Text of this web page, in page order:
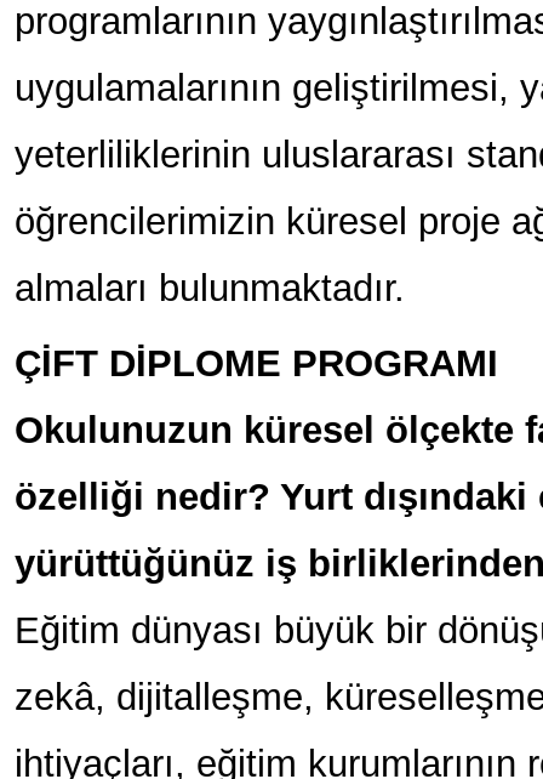
programlarının
uygulamalarının geliştirilmesi,
yeterliliklerinin uluslararası
öğrencilerimizin küresel proje
almaları bulunmaktadır.
ÇİFT DİPLOME PROGRAMI
Okulunuzun küresel ölçekte
özelliği nedir? Yurt
yürüttüğünüz iş
Eğitim dünyası büyük bir
zekâ, dijitalleşme,
ihtiyaçları, eğitim kurumlarının